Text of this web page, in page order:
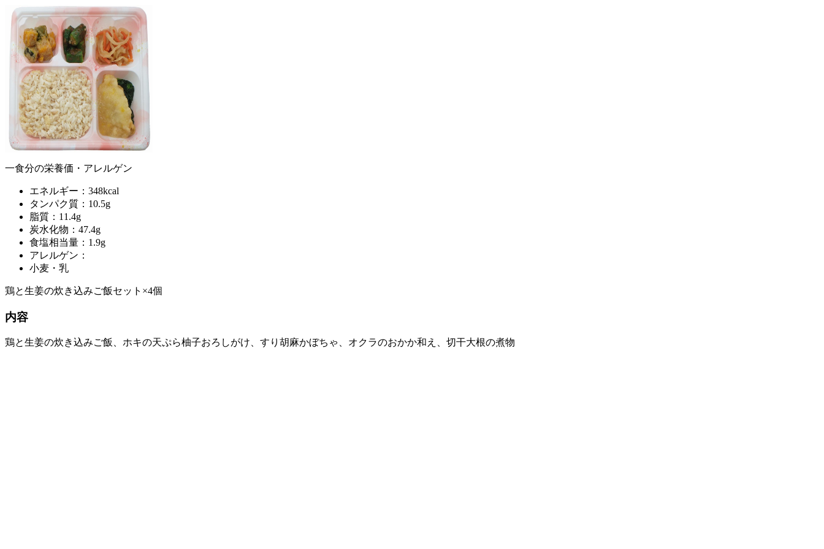
一食分の栄養価・アレルゲン
エネルギー：348kcal
タンパク質：10.5g
脂質：11.4g
炭水化物：47.4g
食塩相当量：1.9g
アレルゲン：
小麦・乳
鶏と生姜の炊き込みご飯セット×4個
内容
鶏と生姜の炊き込みご飯、ホキの天ぷら柚子おろしがけ、すり胡麻かぼちゃ、オクラのおかか和え、切干大根の煮物